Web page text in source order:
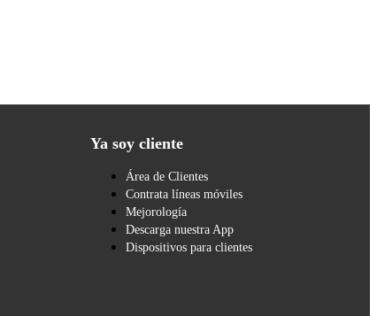
Ya soy cliente
Área de Clientes
Contrata líneas móviles
Mejorología
Descarga nuestra App
Dispositivos para clientes